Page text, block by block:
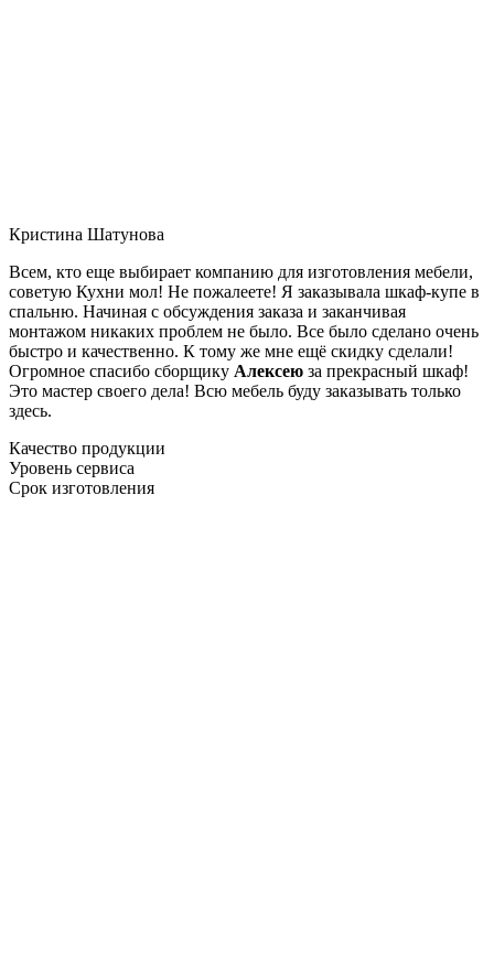
Кристина Шатунова
Всем, кто еще выбирает компанию для изготовления мебели,
советую Кухни мол! Не пожалеете! Я заказывала шкаф-купе в
спальню. Начиная с обсуждения заказа и заканчивая
монтажом никаких проблем не было. Все было сделано очень
быстро и качественно. К тому же мне ещё скидку сделали!
Огромное спасибо сборщику Алексею за прекрасный шкаф!
Это мастер своего дела! Всю мебель буду заказывать только
здесь.
Качество продукции
Уровень сервиса
Срок изготовления